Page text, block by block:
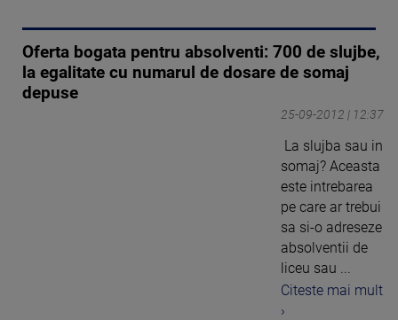
Oferta bogata pentru absolventi: 700 de slujbe,
la egalitate cu numarul de dosare de somaj
depuse
25-09-2012 | 12:37
La slujba sau in
somaj? Aceasta
este intrebarea
pe care ar trebui
sa si-o adreseze
absolventii de
liceu sau ...
Citeste mai mult
›